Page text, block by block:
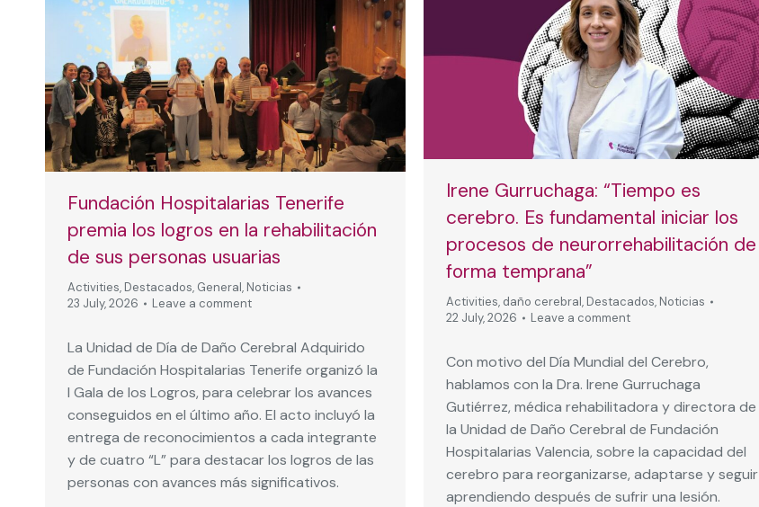
Fundación Hospitalarias Tenerife
premia los logros en la rehabilitación
de sus personas usuarias
Activities, Destacados, General, Noticias
23 July, 2026
Leave a comment
La Unidad de Día de Daño Cerebral Adquirido
de Fundación Hospitalarias Tenerife organizó la
I Gala de los Logros, para celebrar los avances
conseguidos en el último año. El acto incluyó la
entrega de reconocimientos a cada integrante
y de cuatro “L” para destacar los logros de las
personas con avances más significativos.
Irene Gurruchaga: “Tiempo es
cerebro. Es fundamental iniciar los
procesos de neurorrehabilitación de
forma temprana”
Activities, daño cerebral, Destacados, Noticias
22 July, 2026
Leave a comment
Con motivo del Día Mundial del Cerebro,
hablamos con la Dra. Irene Gurruchaga
Gutiérrez, médica rehabilitadora y directora de
la Unidad de Daño Cerebral de Fundación
Hospitalarias Valencia, sobre la capacidad del
cerebro para reorganizarse, adaptarse y seguir
aprendiendo después de sufrir una lesión.